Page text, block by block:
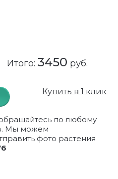
красный
белый
Итого: 3450 руб.
Купить в 1 клик
по любому
Мы можем
фото растения